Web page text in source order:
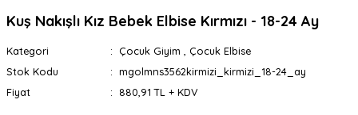
Kuş Nakışlı Kız Bebek Elbise Kırmızı - 18-24 Ay
Kategori Çocuk Giyim
Çocuk Elbise
Stok Kodu
mgolmns3562kirmizi_kirmizi_18-24_ay
Fiyat
880,91 TL + KDV